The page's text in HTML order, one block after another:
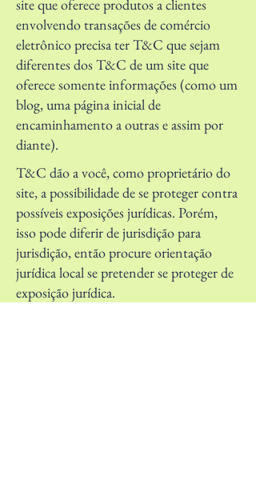
site que oferece produtos a clientes
envolvendo transações de comércio
eletrônico precisa ter T&C que sejam
diferentes dos T&C de um site que
oferece somente informações (como um
blog, uma página inicial de
encaminhamento a outras e assim por
diante).
T&C dão a você, como proprietário do
site, a possibilidade de se proteger contra
possíveis exposições jurídicas. Porém,
isso pode diferir de jurisdição para
jurisdição, então procure orientação
jurídica local se pretender se proteger de
exposição jurídica.